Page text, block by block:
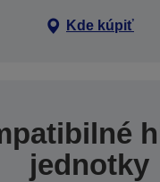
Kde kúpiť
jednotky